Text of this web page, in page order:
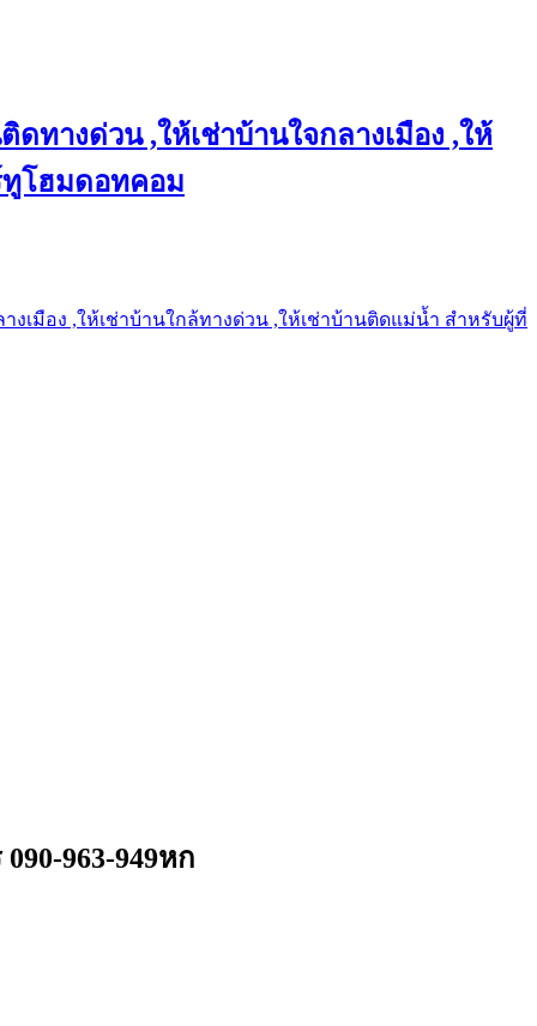
ทางด่วน ,ให้เช่าบ้านใจกลางเมือง ,ให้
ทูโฮมดอทคอม
งเมือง ,ให้เช่าบ้านใกล้ทางด่วน ,ให้เช่าบ้านติดแม่น้ำ สำหรับผู้ที่
963-949หก